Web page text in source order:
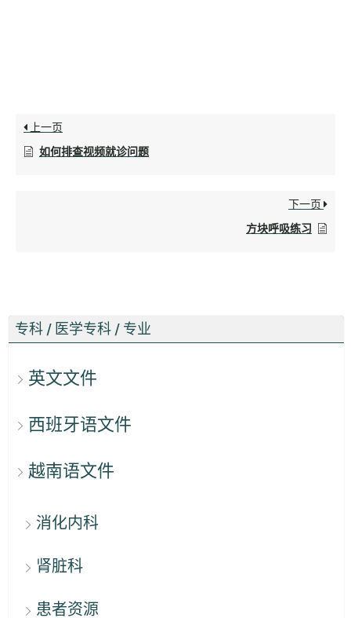
专科 / 医学专科 / 专业
英文文件
西班牙语文件
越南语文件
消化内科
肾脏科
患者资源
上一页
如何排查视频就诊问题
下一页
方块呼吸练习